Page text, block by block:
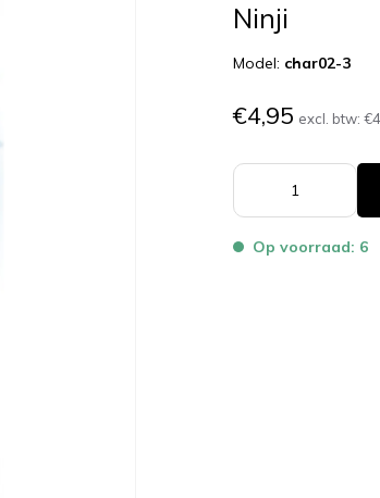
Ninji
Model: char02-3
€4,95 excl. btw:
Op voorraad: 6